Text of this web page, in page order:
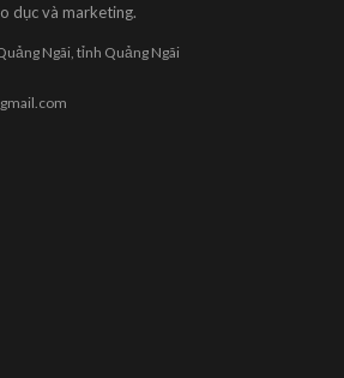
dục và marketing.
Ngãi, tỉnh Quảng Ngãi